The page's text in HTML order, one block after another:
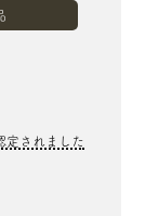
定されました